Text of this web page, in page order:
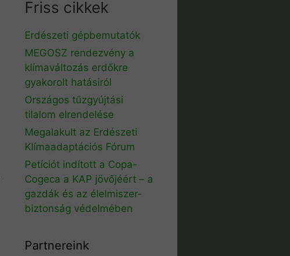
Friss cikkek
Erdészeti gépbemutatók
MEGOSZ rendezvény a
klímaváltozás erdőkre
gyakorolt hatásiról
Országos tűzgyújtási
tilalom elrendelése
Megalakult az Erdészeti
Klímaadaptációs Fórum
Petíciót indított a Copa-
Cogeca a KAP jövőjéért – a
gazdák és az élelmiszer-
biztonság védelmében
Partnereink